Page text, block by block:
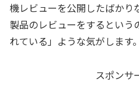
機レビューを公開したばかり
製品のレビューをするという
れている」ような気がします。
スポンサ